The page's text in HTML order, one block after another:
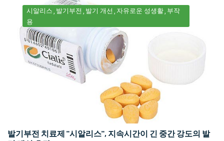
시알리스 발기부전 발기 개선 자유로운 성생활 부작
용
발기부전 치료제 "시알리스", 지속시간이 긴 중간 강도의 발